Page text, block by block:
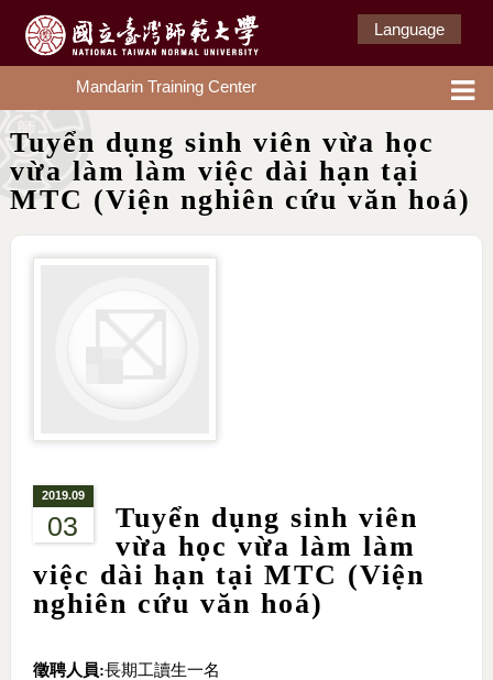
Language
Mandarin Training Center
Tuyển dụng sinh viên vừa học
vừa làm làm việc dài hạn tại
MTC (Viện nghiên cứu văn hoá)
2019.09
03
Tuyển dụng sinh viên
vừa học vừa làm làm
việc dài hạn tại MTC (Viện
nghiên cứu văn hoá)
徵聘人員:長期工讀生一名